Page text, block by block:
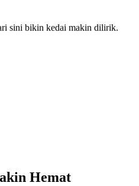
Hemat